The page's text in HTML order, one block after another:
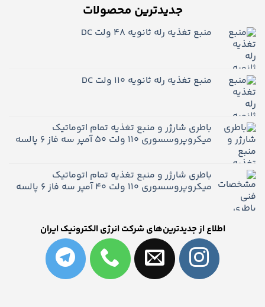
جدیدترین محصولات
منبع تغذیه رله ثانویه 48 ولت DC
منبع تغذیه رله ثانویه ۱۱۰ ولت DC
باطری شارژر و منبع تغذیه تمام اتوماتیک
میکروپروسسوری 110 ولت 50 آمپر سه فاز 6 پالسه
باطری شارژر و منبع تغذیه تمام اتوماتیک
میکروپروسسوری 110 ولت 40 آمپر سه فاز 6 پالسه
اطلاع از جدیدترین‌های شرکت انرژی الکترونیک ایران